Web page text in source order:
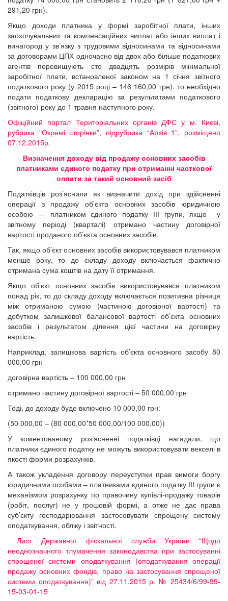
291,20 грн).
Якщо доходи платника у формі заробітної плати, інших
заохочувальних та компенсаційних виплат або інших виплат і
винагород у зв’язку з трудовими відносинами та відносинами
за договорами ЦПХ одночасно від двох або більше податкових
агентів перевищують сто двадцять розмірів мінімальної
заробітної плати, встановленої законом на 1 січня звітного
податкового року (у 2015 році – 146 160,00 грн). то необхідно
подати податкову декларацію за результатами податкового
(звітного) року до 1 травня наступного року.
Офіційний портал Територіальних органів ДФС у м. Києві,
рубрика “Окремі сторінки”, підрубрика “Архів 1”, розміщено
07.12.2015р.
Визначення доходу від продажу основних засобів
платниками єдиного податку при отриманні часткової
оплати за такий основний засіб
Податківців роз’яснили як визначити дохід при здійсненні
операції з продажу об’єкта основних засобів юридичною
особою — платником єдиного податку ІІІ групи, якщо у
звітному періоді (кварталі) отримано частину договірної
вартості проданого об’єкта основних засобів.
Так, якщо об’єкт основних засобів використовувався платником
менше року, то до складу доходу включається фактично
отримана сума коштів на дату її отримання.
Якщо об’єкт основних засобів використовувався платником
понад рік, то до складу доходу включається позитивна різниця
між отриманою сумою (частиною договірної вартості) та
добутком залишкової балансової вартості об’єкта основних
засобів і результатом ділення цієї частини на договірну
вартість.
Наприклад, залишкова вартість об’єкта основного засобу 80
000,00 грн
договірна вартість – 100 000,00 грн
отримано частину договірної вартості – 50 000,00 грн
Тоді, до доходу буде включено 10 000,00 грн:
(50 000,00 – (80 000,00*50 000,00/100 000,00))
У коментованому роз’ясненні податківці нагадали, що
платники єдиного податку не можуть використовувати векселі в
якості форми розрахунків.
А також укладення договору переуступки прав вимоги боргу
юридичними особами – платниками єдиного податку ІІІ групи є
механізмом розрахунку по правочину купівлі-продажу товарів
(робіт, послуг) не у грошовій формі, а отже не дає права
суб’єкту господарювання застосовувати спрощену систему
оподаткування, обліку і звітності.
Лист Державної фіскальної служби України “Щодо
неоднозначного тлумачення законодавства при застосуванні
спрощеної системи оподаткування (оподаткування операції
продажу основних фондів, право на застосування спрощеної
системи оподаткування)” від 27.11.2015 р. № 25434/6/99-99-
15-03-01-15